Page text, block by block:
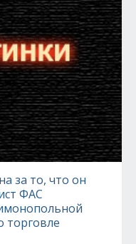
за то, что он
ФАС
торговле